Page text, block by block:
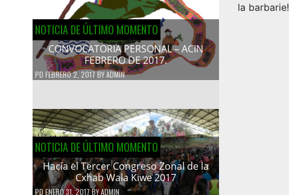
NOTICIA DE ÚLTIMO MOMENTO
CONVOCATORIA PERSONAL – ACIN
FEBRERO DE 2017.
PD FEBRERO 2, 2017BYADMIN
NOTICIA DE ÚLTIMO MOMENTO
Hacía el Tercer Congreso Zonal de la
Cxhab Wala Kiwe 2017
PDENERO 31, 2017BYADMIN
la barbarie!